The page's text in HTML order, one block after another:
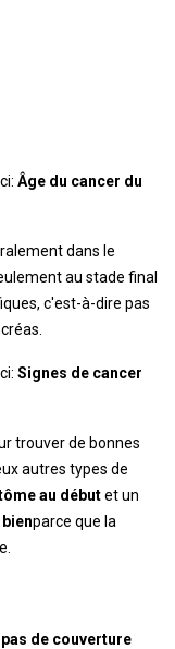
Âge du cancer du
dans le
au stade final
c'est-à-dire pas
Signes de cancer
trouver de bonnes
autres types de
au débutet un
parce que la
de couverture